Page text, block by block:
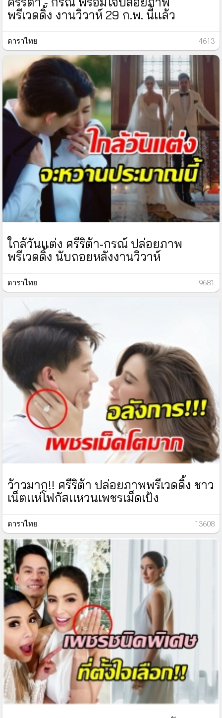
พรีเวดดิ้ง งานวิวาห์ 29 ก.พ. นี้เเล้ว
ดาราไทย : 4613
ใกล้วันเเต่ง ศรีริต้า-กรณ์ ปล่อยภาพ
พรีเวดดิ้ง นับถอยหลังงานวิวาห์
ดาราไทย : 9681
ว้าวมาก!! ศรีริต้า ปล่อยภาพพรีเวดดิ้ง ชาว
เน็ตเเห่โฟกัสเเหวนเพชรเม็ดเป้ง
ดาราไทย : 13608